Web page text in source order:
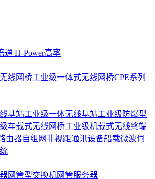
通 H-Power高率
线网桥工业级一体式无线网桥CPE系列
基站工业级一体无线基站工业级防爆型
车载式无线网桥工业级机载式无线终端
由器自组网非视距通讯设备船载微波伺
网管型交换机网管服务器